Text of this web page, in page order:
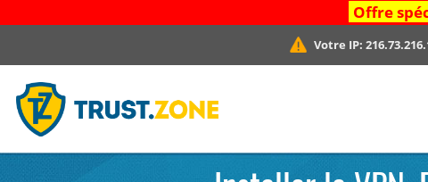
Offre
Votre IP: